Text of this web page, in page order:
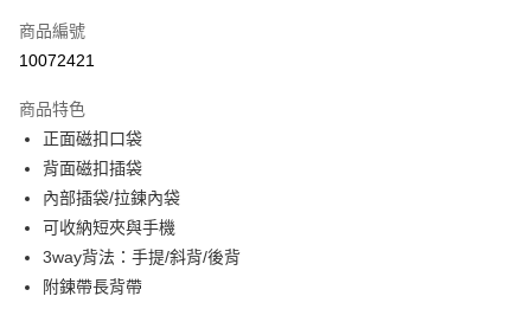
成交易。
3.實際核准額度、可分期數及費用金額請依後續交易確認頁面所載為準。
消。如遇「轉專審核」未通過狀況，表示未達大哥付你分期系統評分，恕無
法說明評估內容。
【繳款方式說明】
1.分期款項不併入電信帳單，「大哥付你分期」於每月結算日後寄送繳費提
2.透過簡訊連結打開帳單後，可選擇「超商條碼／台灣大直營門市／銀行轉
帳／街口支付／iPASS MONEY」等通路繳費。
【注意事項】
1.本服務係由「台灣大哥大股份有限公司」（以下簡稱本公司）所提供，讓
運送方式
全家取貨付款
付款後全家取貨
每筆NT$100，滿NT$700(含以上)免運費
每筆NT$100，滿NT$900(含以上)免運費
付款後萊爾富取貨
商品編號
10072421
商品特色
正面磁扣口袋
背面磁扣插袋
內部插袋/拉鍊內袋
可收納短夾與手機
3way背法：手提/斜背/後背
附鍊帶長背帶